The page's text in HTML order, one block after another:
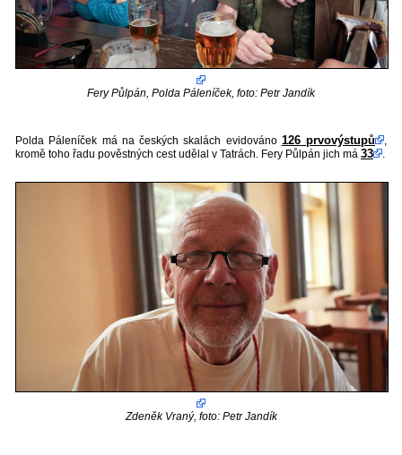
Fery Půlpán, Polda Páleníček, foto: Petr Jandík
Polda Páleníček má na českých skalách evidováno 126 prvovýstupů
,
kromě toho řadu pověstných cest udělal v Tatrách. Fery Půlpán jich má 33 .
Zdeněk Vraný, foto: Petr Jandík